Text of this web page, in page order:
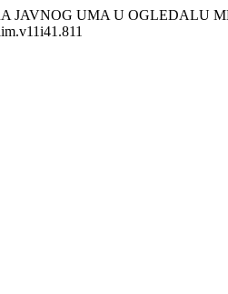
JAVNOG UMA U OGLEDALU